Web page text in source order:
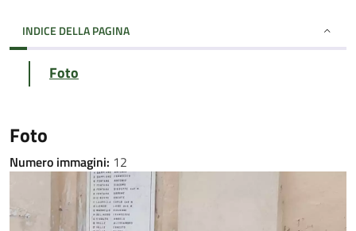
INDICE DELLA PAGINA
Foto
Foto
Numero immagini: 12